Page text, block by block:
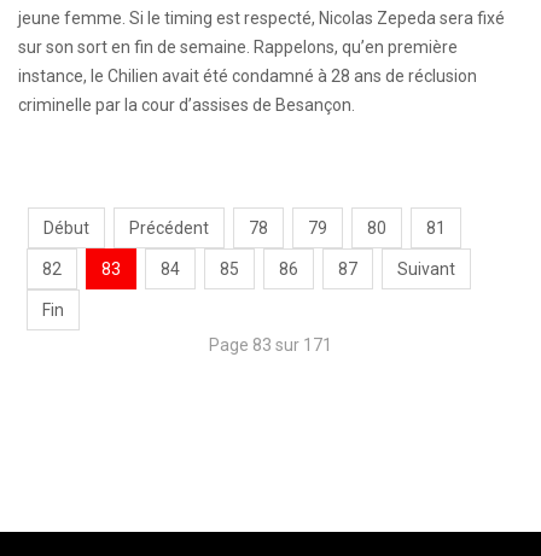
jeune femme. Si le timing est respecté, Nicolas Zepeda sera fixé
sur son sort en fin de semaine. Rappelons, qu’en première
instance, le Chilien avait été condamné à 28 ans de réclusion
criminelle par la cour d’assises de Besançon.
Début Précédent 78 79 80 81
82 83 84 85 86 87 Suivant
Fin
Page 83 sur 171